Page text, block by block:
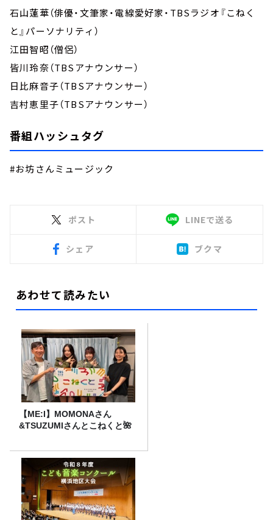
石山蓮華（俳優・文筆家・電線愛好家・TBSラジオ『こねく
と』パーソナリティ）
江田智昭（僧侶）
皆川玲奈（TBSアナウンサー）
日比麻音子（TBSアナウンサー）
吉村恵里子（TBSアナウンサー）
番組ハッシュタグ
#お坊さんミュージック
ポスト LINEで送る
シェア ブクマ
あわせて読みたい
【ME:I】MOMONAさん
&TSUZUMIさんとこねくと🌺